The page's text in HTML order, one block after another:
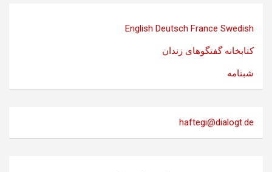
English Deutsch France Swedish
کتابخانه گفتگوهای زندان
شبنامه
haftegi@dialogt.de